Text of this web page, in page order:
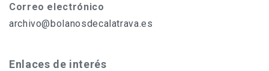
Correo electrónico
archivo@bolanosdecalatrava.es
Enlaces de interés